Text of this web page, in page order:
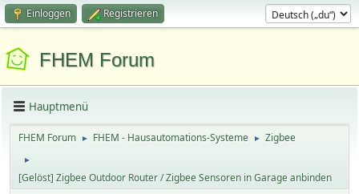
Einloggen Registrieren
FHEM Forum
Hauptmenü
FHEM Forum ► FHEM - Hausautomations-Systeme ► Zigbee
►
[Gelöst] Zigbee Outdoor Router / Zigbee Sensoren in Garage anbinden